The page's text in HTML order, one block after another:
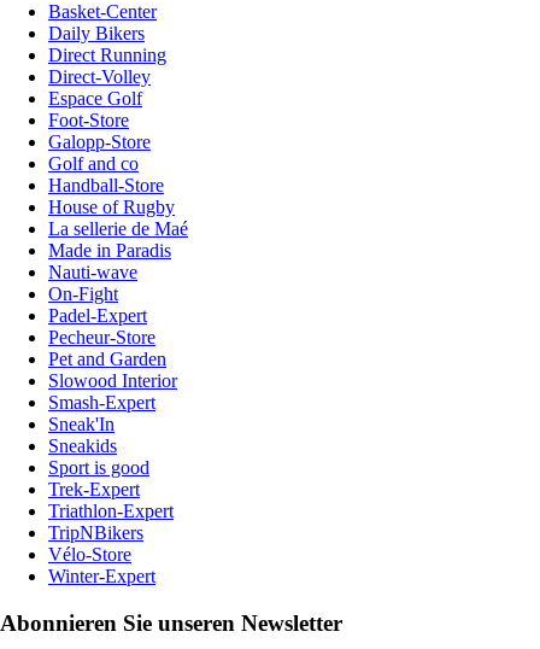
Basket-Center
Daily Bikers
Direct Running
Direct-Volley
Espace Golf
Foot-Store
Galopp-Store
Golf and co
Handball-Store
House of Rugby
La sellerie de Maé
Made in Paradis
Nauti-wave
On-Fight
Padel-Expert
Pecheur-Store
Pet and Garden
Slowood Interior
Smash-Expert
Sneak'In
Sneakids
Sport is good
Trek-Expert
Triathlon-Expert
TripNBikers
Vélo-Store
Winter-Expert
Abonnieren Sie unseren Newsletter